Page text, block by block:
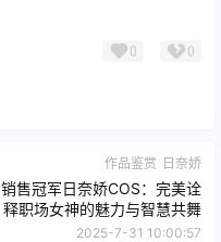
0 0
作品鉴赏 日奈娇
销售冠军日奈娇COS：完美诠
释职场女神的魅力与智慧共舞
2025-7-31 10:00:57